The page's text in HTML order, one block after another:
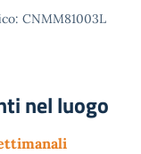
CNMM81003L
nel luogo